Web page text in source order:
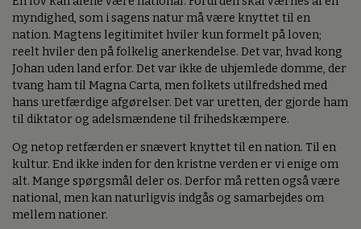
myndighed, som i sagens natur må være knyttet til en
nation. Magtens legitimitet hviler kun formelt på loven;
reelt hviler den på folkelig anerkendelse. Det var, hvad kong
Johan uden land erfor. Det var ikke de uhjemlede domme, der
tvang ham til Magna Carta, men folkets utilfredshed med
hans uretfærdige afgørelser. Det var uretten, der gjorde ham
til diktator og adelsmændene til frihedskæmpere.
Og netop retfærden er snævert knyttet til en nation. Til en
kultur. End ikke inden for den kristne verden er vi enige om
alt. Mange spørgsmål deler os. Derfor må retten også være
national, men kan naturligvis indgås og samarbejdes om
mellem nationer.